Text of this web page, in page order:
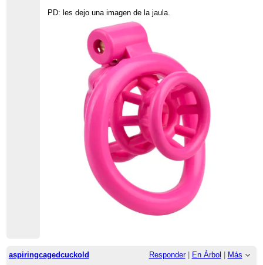
PD: les dejo una imagen de la jaula.
aspiringcagedcuckold Responder| En Árbol
Más